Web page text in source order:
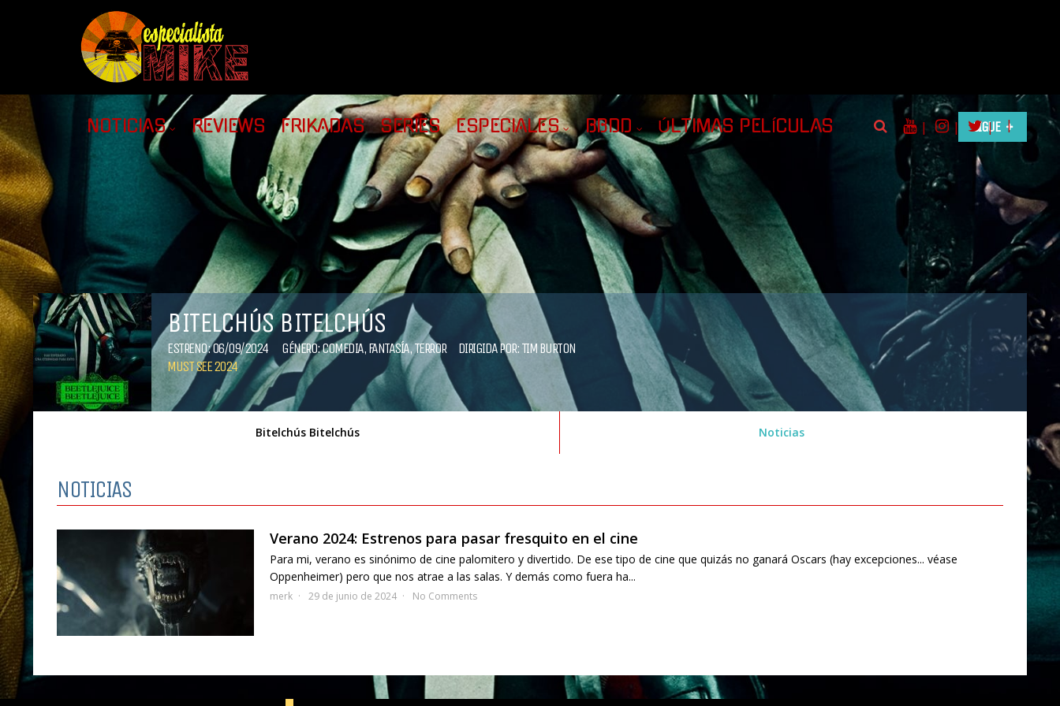
NOTICIAS REVIEWS FRIKADAS SERIES ESPECIALES BBDD ÚLTIMAS PELÍCULAS | | | |
SIGUE
BITELCHÚS BITELCHÚS
ESTRENO: 06/09/2024 GÉNERO:COMEDIA,FANTASÍA,TERROR DIRIGIDA POR:TIM BURTON
MUST SEE 2024
Bitelchús Bitelchús Noticias
NOTICIAS
Verano 2024: Estrenos para pasar fresquito en el cine
Para mi, verano es sinónimo de cine palomitero y divertido. De ese tipo de cine que quizás no ganará Oscars (hay excepciones... véase
Oppenheimer) pero que nos atrae a las salas. Y demás como fuera ha...
merk 29 de junio de 2024 No Comments